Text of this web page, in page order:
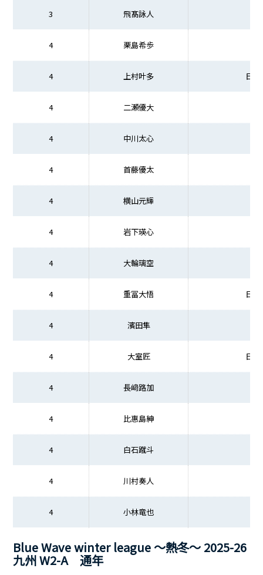
3 飛髙詠人
4 栗島希歩
4 上村叶多 日
4 二瀬優大
4 中川太心
4 首藤優太
4 横山元輝
4 岩下瑛心
4 大輪璃空
4 重冨大悟 日
4 濱田隼
4 大室匠 日
4 長﨑路加
4 比惠島紳
4 白石蹴斗
4 川村奏人
4 小林竜也
Blue Wave winter league ～熱冬～ 2025-26
九州 W2-A 通年